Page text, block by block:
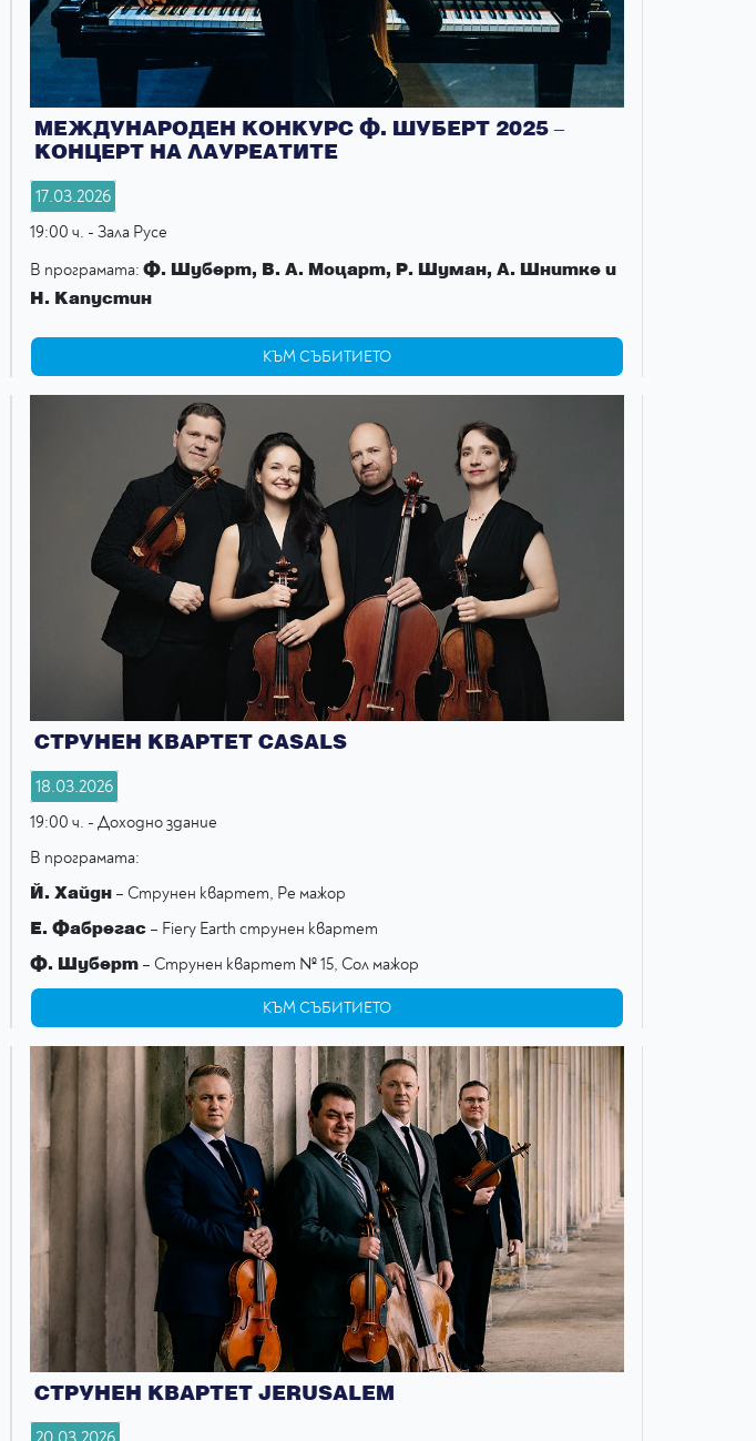
МЕЖДУНАРОДЕН КОНКУРС Ф. ШУБЕРТ 2025 –
КОНЦЕРТ НА ЛАУРЕАТИТЕ
17.03.2026
19:00 ч. - Зала Русе
В прогрaмата: Ф. Шуберт, В. А. Моцарт, Р. Шуман, А. Шнитке и
Н. Капустин
КЪМ СЪБИТИЕТО
СТРУНЕН КВАРТЕТ CASALS
18.03.2026
19:00 ч. - Доходно здание
В прогрaмата:
Й. Хайдн – Струнен квартет, Ре мажор
Е. Фабрегас – Fiery Earth струнен квартет
Ф. Шуберт – Струнен квартет № 15, Сол мажор
КЪМ СЪБИТИЕТО
СТРУНЕН КВАРТЕТ JERUSALEM